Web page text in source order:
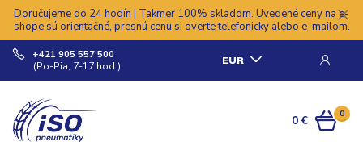
Doručujeme do 24 hodín | Takmer 100% skladom. Uvedené ceny na e-
shope sú orientačné, presnú cenu si overte telefonicky alebo e-mailom.
EUR
+421 905 557 500
(Po-Pia, 7-17 hod.)
0
0 €